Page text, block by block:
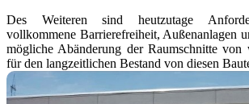
Des Weiteren sind heutzutage
vollkommene Barrierefreiheit, Außenanlagen
mögliche Abänderung der Raumschnitte von
für den langzeitlichen Bestand von diesen